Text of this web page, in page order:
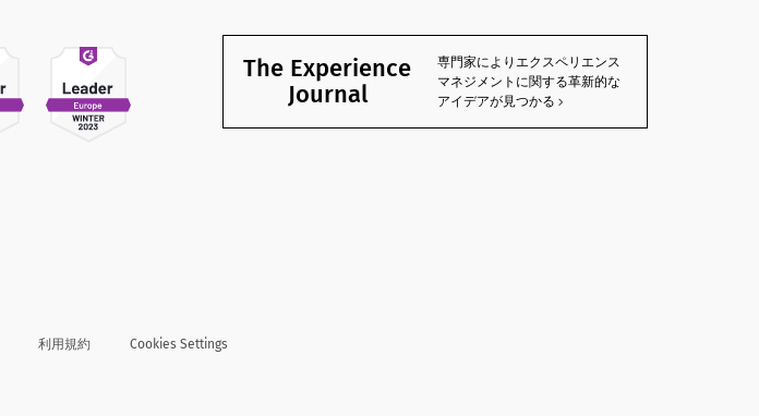
The Experience
Journal
専門家によりエクスペリエンス
マネジメントに関する革新的な
アイデアが見つかる
利用規約 Cookies Settings